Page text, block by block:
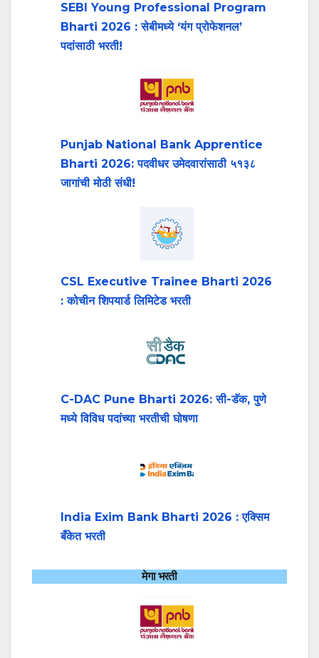
SEBI Young Professional Program
Bharti 2026 : सेबीमध्ये ‘यंग प्रोफेशनल’
पदांसाठी भरती!
Punjab National Bank Apprentice
Bharti 2026: पदवीधर उमेदवारांसाठी ५१३८
जागांची मोठी संधी!
CSL Executive Trainee Bharti 2026
: कोचीन शिपयार्ड लिमिटेड भरती
C-DAC Pune Bharti 2026: सी-डॅक, पुणे
मध्ये विविध पदांच्या भरतीची घोषणा
India Exim Bank Bharti 2026 : एक्सिम
बँकेत भरती
मेगा भरती